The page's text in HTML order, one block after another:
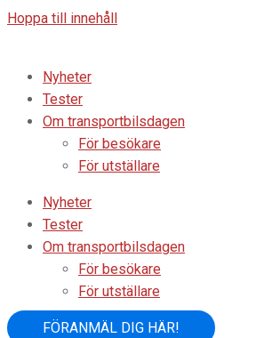
Hoppa till innehåll
Nyheter
Tester
Om transportbilsdagen
För besökare
För utställare
Nyheter
Tester
Om transportbilsdagen
För besökare
För utställare
FÖRANMÄL DIG HÄR!